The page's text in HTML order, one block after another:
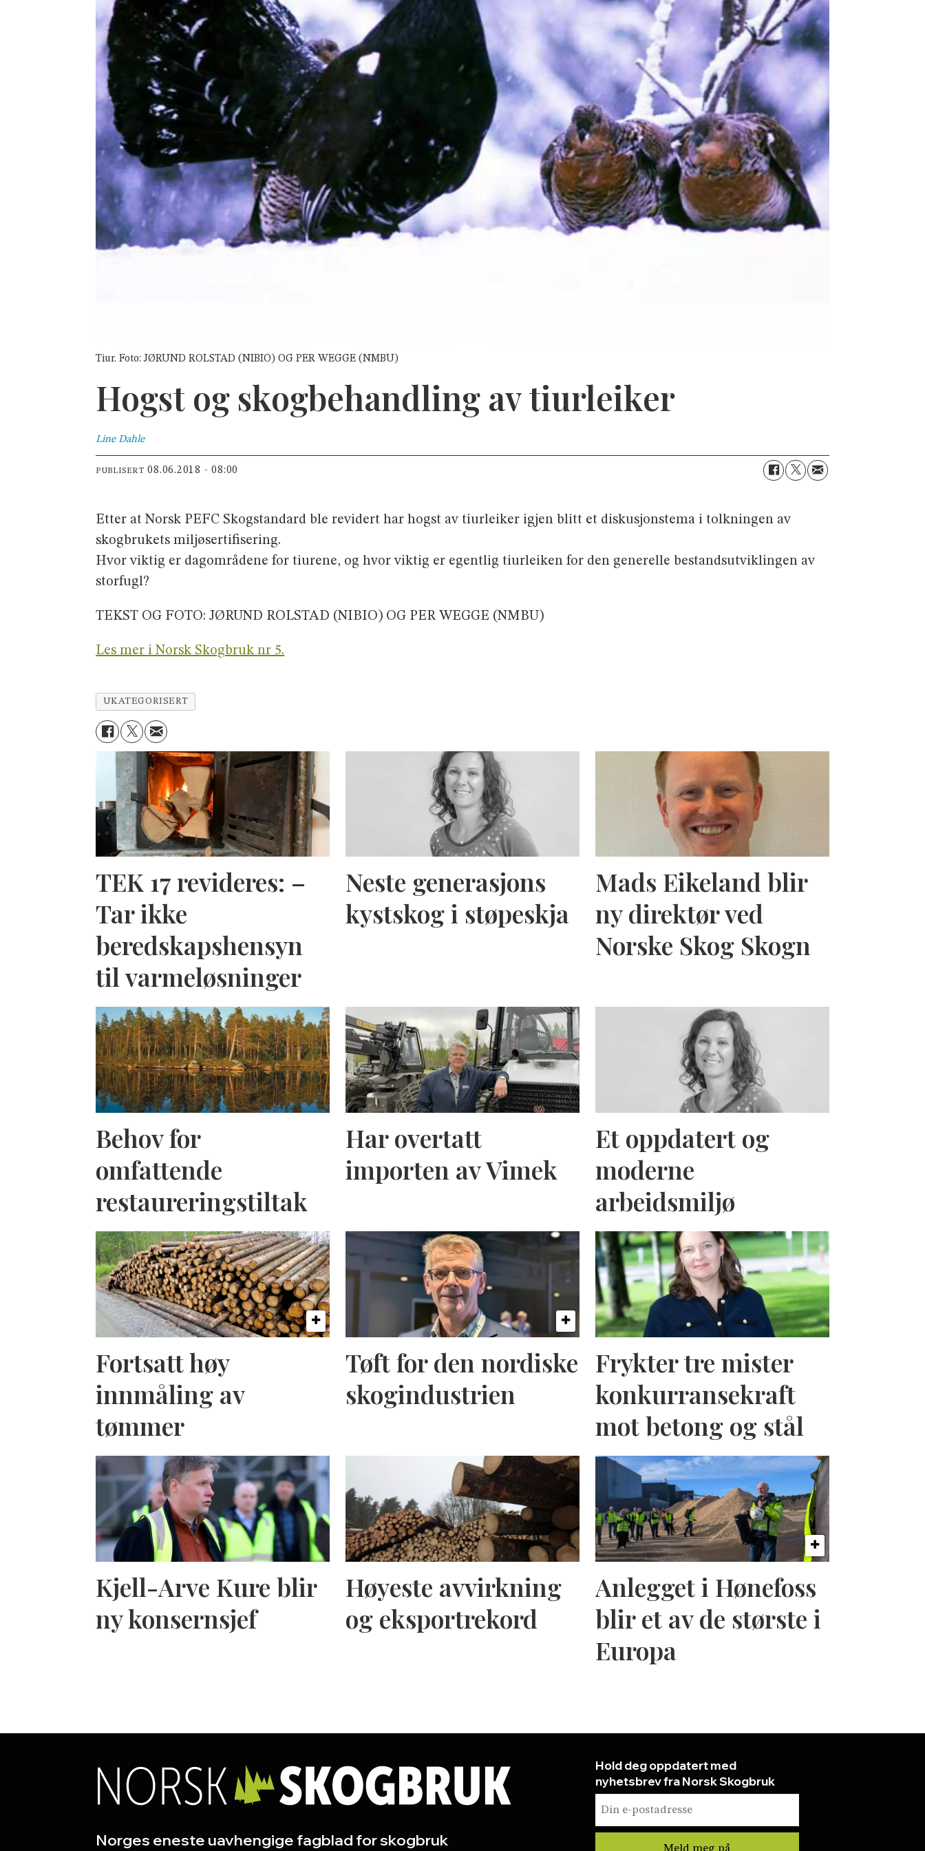
Tiur. Foto: JØRUND ROLSTAD (NIBIO) OG PER WEGGE (NMBU)
Hogst og skogbehandling av tiurleiker
Line Dahle
PUBLISERT 08.06.2018 - 08:00
Etter at Norsk PEFC Skogstandard ble revidert har hogst av tiurleiker igjen blitt et diskusjonstema i tolkningen av
skogbrukets miljøsertifisering.
Hvor viktig er dagområdene for tiurene, og hvor viktig er egentlig tiurleiken for den generelle bestandsutviklingen av
storfugl?
TEKST OG FOTO: JØRUND ROLSTAD (NIBIO) OG PER WEGGE (NMBU)
Les mer i Norsk Skogbruk nr 5.
UKATEGORISERT
TEK 17 revideres: –
Tar ikke
beredskapshensyn
til varmeløsninger
Neste generasjons
kystskog i støpeskja
Mads Eikeland blir
ny direktør ved
Norske Skog Skogn
Behov for
omfattende
restaureringstiltak
Har overtatt
importen av Vimek
Et oppdatert og
moderne
arbeidsmiljø
Fortsatt høy
innmåling av
tømmer
Tøft for den nordiske
skogindustrien
Frykter tre mister
konkurransekraft
mot betong og stål
Kjell-Arve Kure blir
ny konsernsjef
Høyeste avvirkning
og eksportrekord
Anlegget i Hønefoss
blir et av de største i
Europa
Norges eneste uavhengige fagblad for skogbruk
Hold deg oppdatert med
nyhetsbrev fra Norsk Skogbruk